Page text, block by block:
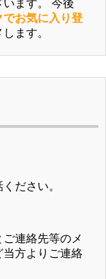
ます。 今後
でお気に入り登
ます。
ださい。
連絡先等のメ
当方よりご連絡